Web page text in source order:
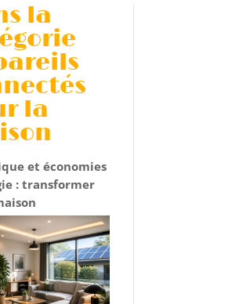
la
la
et économies
: transformer